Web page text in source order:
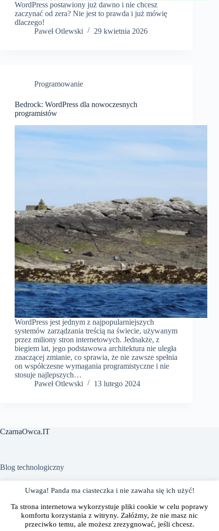
WordPress postawiony już dawno i nie chcesz
zaczynać od zera? Nie jest to prawda i już mówię
dlaczego!
Paweł Otlewski
29 kwietnia 2026
Programowanie
Bedrock: WordPress dla nowoczesnych
programistów
WordPress jest jednym z najpopularniejszych
systemów zarządzania treścią na świecie, używanym
przez miliony stron internetowych. Jednakże, z
biegiem lat, jego podstawowa architektura nie uległa
znaczącej zmianie, co sprawia, że nie zawsze spełnia
on współczesne wymagania programistyczne i nie
stosuje najlepszych…
Paweł Otlewski
13 lutego 2024
CzarnaOwca.IT
Blog technologiczny
Współpraca
O mnie
Uwaga! Panda ma ciasteczka i nie zawaha się ich użyć!
Ta strona internetowa wykorzystuje pliki cookie w celu poprawy
komfortu korzystania z witryny. Załóżmy, że nie masz nic
przeciwko temu, ale możesz zrezygnować, jeśli chcesz.